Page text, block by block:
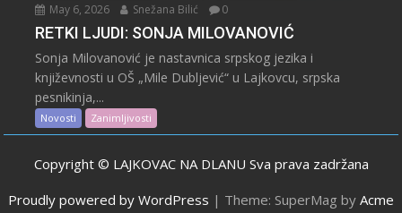
May 6, 2026 Snežana Bilić 0
RETKI LJUDI: SONJA MILOVANOVIĆ
Sonja Milovanović je nastavnica srpskog jezika i
književnosti u OŠ „Mile Dubljević“ u Lajkovcu, srpska
pesnikinja,...
Novosti Zanimljivosti
Copyright © LAJKOVAC NA DLANU Sva prava zadržana
Proudly powered by WordPress | Theme: SuperMag by Acme